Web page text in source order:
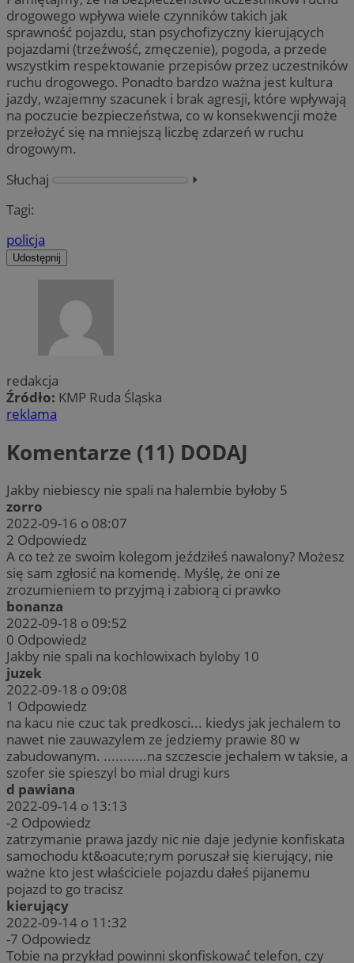
drogowego wpływa wiele czynników takich jak
sprawność pojazdu, stan psychofizyczny kierujących
pojazdami (trzeźwość, zmęczenie), pogoda, a przede
wszystkim respektowanie przepisów przez uczestników
ruchu drogowego. Ponadto bardzo ważna jest kultura
jazdy, wzajemny szacunek i brak agresji, które wpływają
na poczucie bezpieczeństwa, co w konsekwencji może
przełożyć się na mniejszą liczbę zdarzeń w ruchu
drogowym.
Słuchaj
⏵︎
Tagi:
policja
Udostępnij
redakcja
Źródło: KMP Ruda Śląska
reklama
Komentarze (11) DODAJ
Jakby niebiescy nie spali na halembie byłoby 5
zorro
2022-09-16 o 08:07
2 Odpowiedz
A co też ze swoim kolegom jeździłeś nawalony? Możesz
się sam zgłosić na komendę. Myślę, że oni ze
zrozumieniem to przyjmą i zabiorą ci prawko
bonanza
2022-09-18 o 09:52
0 Odpowiedz
Jakby nie spali na kochlowixach byloby 10
juzek
2022-09-18 o 09:08
1 Odpowiedz
na kacu nie czuc tak predkosci... kiedys jak jechalem to
nawet nie zauwazylem ze jedziemy prawie 80 w
zabudowanym. ...........na szczescie jechalem w taksie, a
szofer sie spieszyl bo mial drugi kurs
d pawiana
2022-09-14 o 13:13
-2 Odpowiedz
zatrzymanie prawa jazdy nic nie daje jedynie konfiskata
samochodu kt&oacute;rym poruszał się kierujący, nie
ważne kto jest właściciele pojazdu dałeś pijanemu
pojazd to go tracisz
kierujący
2022-09-14 o 11:32
-7 Odpowiedz
Tobie na przykład powinni skonfiskować telefon, czy